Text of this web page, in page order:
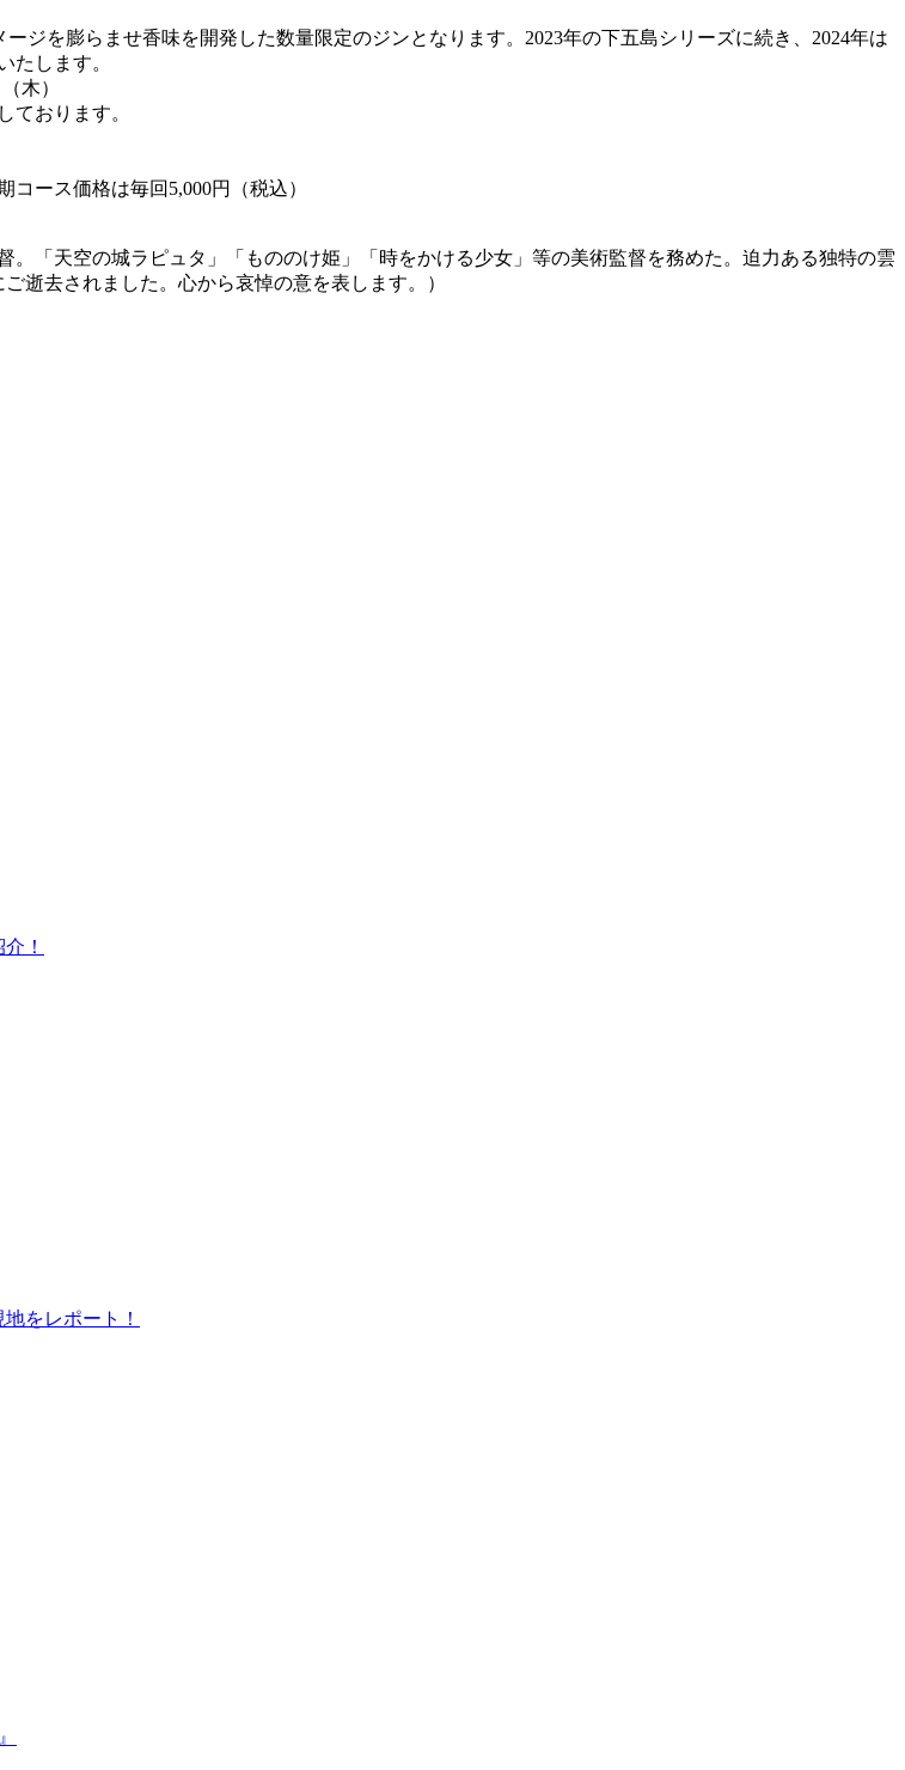
ジを膨らませ香味を開発した数量限定のジンとなります。2023年の下五島シリーズに続き、2024年は
たします。
木）
ております。
ース価格は毎回5,000円（税込）
「天空の城ラピュタ」「もののけ姫」「時をかける少女」等の美術監督を務めた。迫力ある独特の雲
逝去されました。心から哀悼の意を表します。）
！
をレポート！